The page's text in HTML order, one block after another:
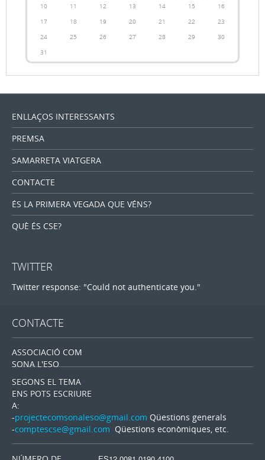
10
11 12 13 14 15
16
17
18 19 20 21 22
23
24
25 26 27 28 29
30
31
ENLLAÇOS INTERESSANTS
PREMSA
SAMARRETA VIATGERA
CONTACTE
ÉS LA PRIMERA VEGADA QUE VÉNS?
QUÈ ÉS CSE?
TWITTER
Twitter response: "Could not authenticate you."
CONTACTE
ASSOCIACIÓ COM
SONA L'ESO
SEGONS EL TEMA
ENS POTS ESCRIURE
A:
-projectecomsonaleso@gmail.com Qüestions generals
-comptescse@gmail.com Qüestions econòmiques, etc.